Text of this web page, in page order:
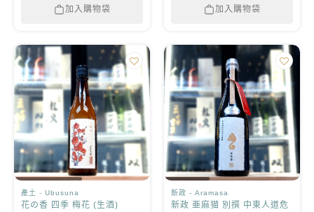
加入購物袋 加入購物袋
產土 - Ubusuna
花の香 四季 梅花 (生酒)
新政 - Aramasa
新政 亜麻猫 別撰 中東人道危